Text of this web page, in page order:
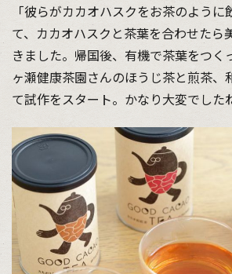
「彼らがカカオハスクをお茶のように
て、カカオハスクと茶葉を合わせたら
きました。帰国後、有機で茶葉をつく
ヶ瀬健康茶園さんのほうじ茶と煎茶、
て試作をスタート。かなり大変でした